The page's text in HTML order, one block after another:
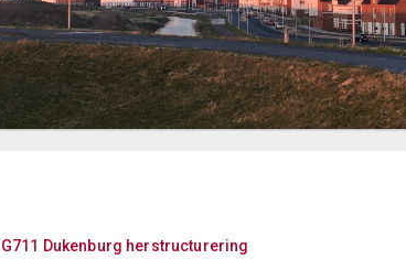
G711 Dukenburg herstructurering